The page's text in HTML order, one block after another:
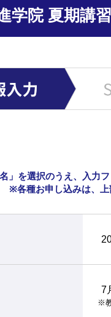
学院 夏期講
」を選択のうえ、入力
※各種お申し込みは、
7
※